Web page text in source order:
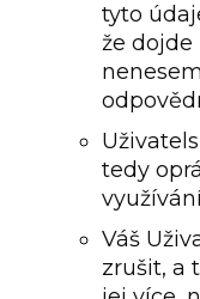
tyto
že dojde
tedy
Váš
zrušit, a